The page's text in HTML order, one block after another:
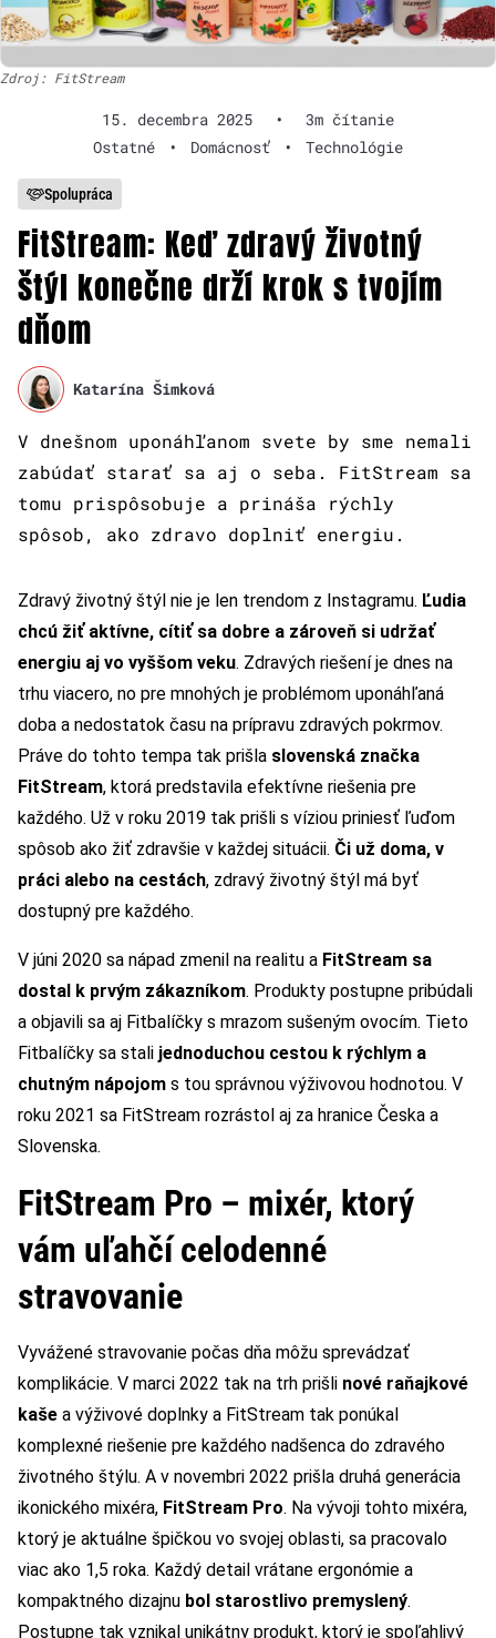
Zdroj: FitStream
15. decembra 2025 •
3m čítanie
Ostatné
• Domácnosť • Technológie
Spolupráca
FitStream: Keď zdravý životný
štýl konečne drží krok s tvojím
dňom
Katarína Šimková
V dnešnom uponáhľanom svete by sme nemali
zabúdať starať sa aj o seba. FitStream sa
tomu prispôsobuje a prináša rýchly
spôsob, ako zdravo doplniť energiu.
Zdravý životný štýl nie je len trendom z Instagramu. Ľudia
chcú žiť aktívne, cítiť sa dobre a zároveň si udržať
energiu aj vo vyššom veku. Zdravých riešení je dnes na
trhu viacero, no pre mnohých je problémom uponáhľaná
doba a nedostatok času na prípravu zdravých pokrmov.
Práve do tohto tempa tak prišla slovenská značka
FitStream, ktorá predstavila efektívne riešenia pre
každého. Už v roku 2019 tak prišli s víziou priniesť ľuďom
spôsob ako žiť zdravšie v každej situácii. Či už doma, v
práci alebo na cestách, zdravý životný štýl má byť
dostupný pre každého.
V júni 2020 sa nápad zmenil na realitu a FitStream sa
dostal k prvým zákazníkom. Produkty postupne pribúdali
a objavili sa aj Fitbalíčky s mrazom sušeným ovocím. Tieto
Fitbalíčky sa stali jednoduchou cestou k rýchlym a
chutným nápojom s tou správnou výživovou hodnotou. V
roku 2021 sa FitStream rozrástol aj za hranice Česka a
Slovenska.
FitStream Pro – mixér, ktorý
vám uľahčí celodenné
stravovanie
Vyvážené stravovanie počas dňa môžu sprevádzať
komplikácie. V marci 2022 tak na trh prišli nové raňajkové
kaše a výživové doplnky a FitStream tak ponúkal
komplexné riešenie pre každého nadšenca do zdravého
životného štýlu. A v novembri 2022 prišla druhá generácia
ikonického mixéra, FitStream Pro. Na vývoji tohto mixéra,
ktorý je aktuálne špičkou vo svojej oblasti, sa pracovalo
viac ako 1,5 roka. Každý detail vrátane ergonómie a
kompaktného dizajnu bol starostlivo premyslený.
Postupne tak vznikal unikátny produkt, ktorý je spoľahlivý